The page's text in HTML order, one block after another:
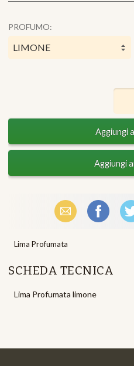
PROFUMO:
Email FacebookX
Lima Profumata
SCHEDA TECNICA
Lima Profumata limone